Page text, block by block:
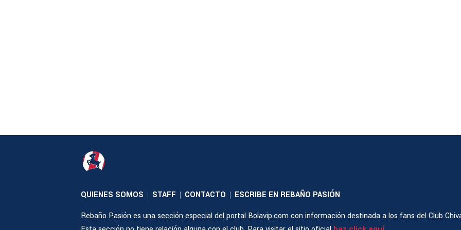
QUIENES SOMOS | STAFF | CONTACTO | ESCRIBE EN REBAÑO PASIÓN
Rebaño Pasión es una sección especial del portal Bolavip.com con información destinada a los fans del Club